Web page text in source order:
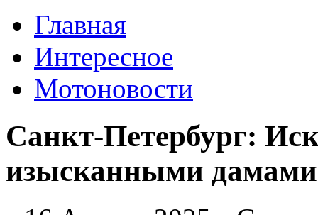
Главная
Интересное
Мотоновости
Санкт-Петербург:
изысканными дамами